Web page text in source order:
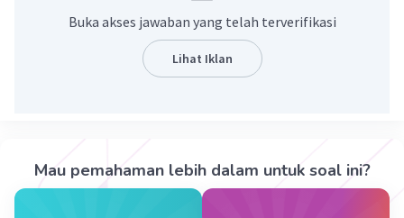
Level 21
11 Oktober 2023 14:58
Buka akses jawaban yang telah terverifikasi
Lihat Iklan
Mau pemahaman lebih dalam untuk soal ini?